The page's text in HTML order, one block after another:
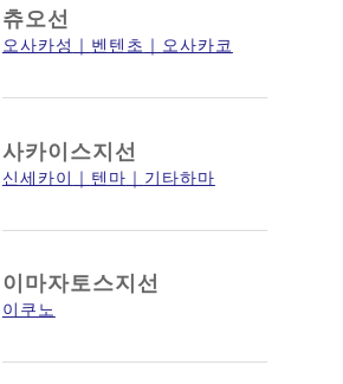
츄오선
오사카성 벤텐초 오사카코
사카이스지선
신세카이 텐마 기타하마
이마자토스지선
이쿠노